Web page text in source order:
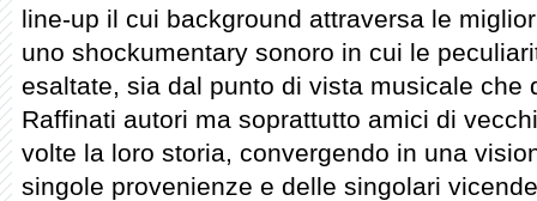
line-up il cui background attraversa le
uno shockumentary sonoro in cui le
esaltate, sia dal punto di vista musicale che
Raffinati autori ma soprattutto amici di
volte la loro storia, convergendo in una
singole provenienze e delle singolari